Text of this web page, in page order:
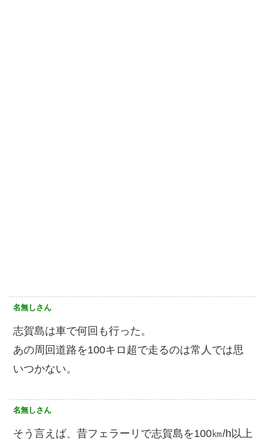
名無しさん
志賀島は車で何回も行った。
あの周回道路を100キロ超で走るのは常人では思
いつかない。
名無しさん
そう言えば、昔フェラーリで志賀島を100㎞/h以上